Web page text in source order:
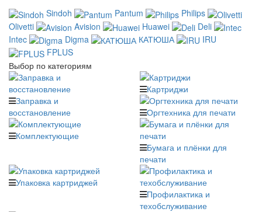
Sindoh
Pantum
Philips
Olivetti
Avision Huawei
Deli
Intec
Digma КАТЮША
IRU
FPLUS
Выбор по категориям
Заправка и
восстановление
Картриджи
Оргтехника для печати
Комплектующие
Бумага и плёнки для
печати
Упаковка картриджей
Профилактика и
техобслуживание